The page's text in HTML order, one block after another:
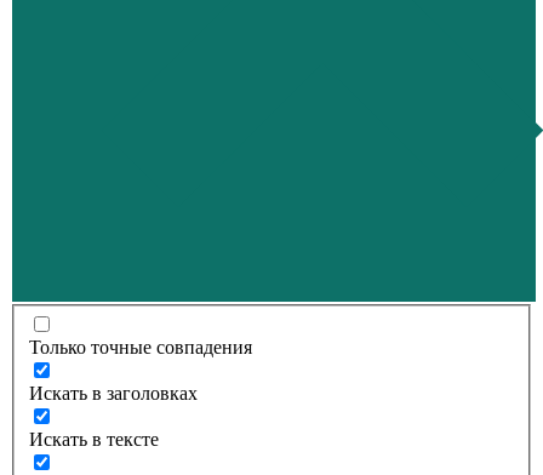
Только точные совпадения
Искать в заголовках
Искать в тексте